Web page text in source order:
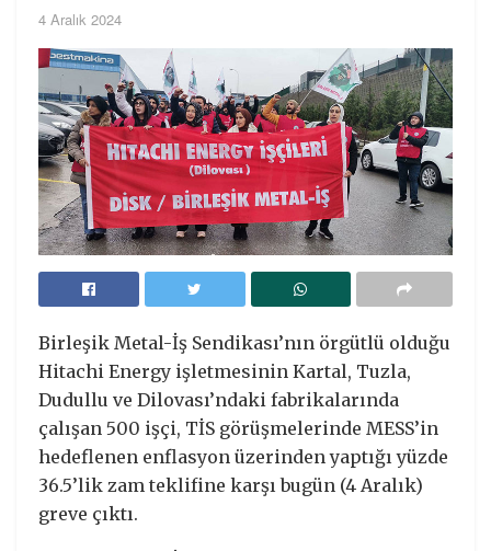
4 Aralık 2024
Birleşik Metal-İş Sendikası’nın örgütlü olduğu
Hitachi Energy işletmesinin Kartal, Tuzla,
Dudullu ve Dilovası’ndaki fabrikalarında
çalışan 500 işçi, TİS görüşmelerinde MESS’in
hedeflenen enflasyon üzerinden yaptığı yüzde
36.5’lik zam teklifine karşı bugün (4 Aralık)
greve çıktı.